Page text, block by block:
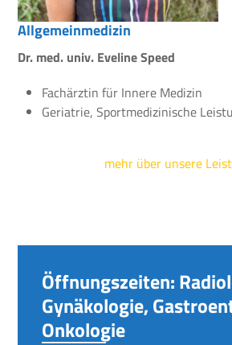
Allgemeinmedizin
Dr. med. univ. Eveline Speed
Fachärztin für Innere Medizin
Geriatrie, Sportmedizinische
mehr über unsere
Öffnungszeiten:
Gynäkologie,
Onkologie